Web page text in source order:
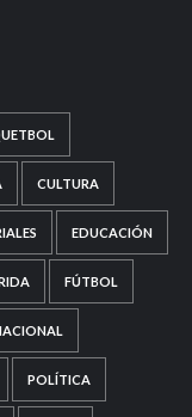
CULTURA
EDUCACIÓN
FÚTBOL
POLÍTICA